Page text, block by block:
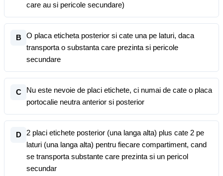
care au si pericole secundare)
B
O placa eticheta posterior si cate una pe laturi, daca
transporta o substanta care prezinta si pericole
secundare
C
Nu este nevoie de placi etichete, ci numai de cate o placa
portocalie neutra anterior si posterior
D
2 placi etichete posterior (una langa alta) plus cate 2 pe
laturi (una langa alta) pentru fiecare compartiment, cand
se transporta substante care prezinta si un pericol
secundar